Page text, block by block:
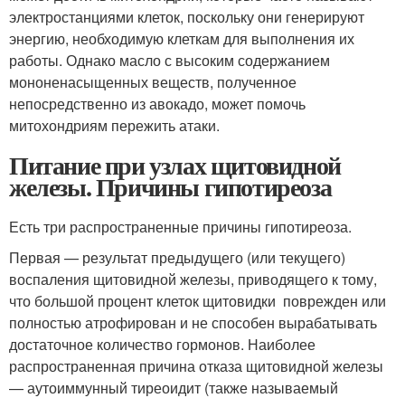
электростанциями клеток, поскольку они генерируют
энергию, необходимую клеткам для выполнения их
работы. Однако масло с высоким содержанием
мононенасыщенных веществ, полученное
непосредственно из авокадо, может помочь
митохондриям пережить атаки.
Питание при узлах щитовидной
железы. Причины гипотиреоза
Есть три распространенные причины гипотиреоза.
Первая — результат предыдущего (или текущего)
воспаления щитовидной железы, приводящего к тому,
что большой процент клеток щитовидки поврежден или
полностью атрофирован и не способен вырабатывать
достаточное количество гормонов. Наиболее
распространенная причина отказа щитовидной железы
— аутоиммунный тиреоидит (также называемый